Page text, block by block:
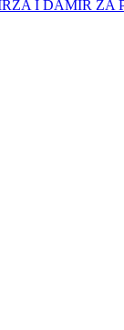
I DAMIR ZA